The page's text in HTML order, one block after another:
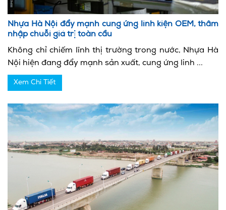
Nhựa Hà Nội đẩy mạnh cung ứng linh kiện OEM, thâm
nhập chuỗi giá trị toàn cầu
Không chỉ chiếm lĩnh thị trường trong nước, Nhựa Hà
Nội hiện đang đẩy mạnh sản xuất, cung ứng linh ...
Xem Chi Tiết